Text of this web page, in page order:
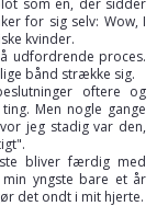
som en, der sidder
for sig selv: Wow, I
kvinder.
udfordrende proces.
bånd strække sig.
oftere og
Men nogle gange
jeg stadig var den,
bliver færdig med
yngste bare et år
det ondt i mit hjerte.